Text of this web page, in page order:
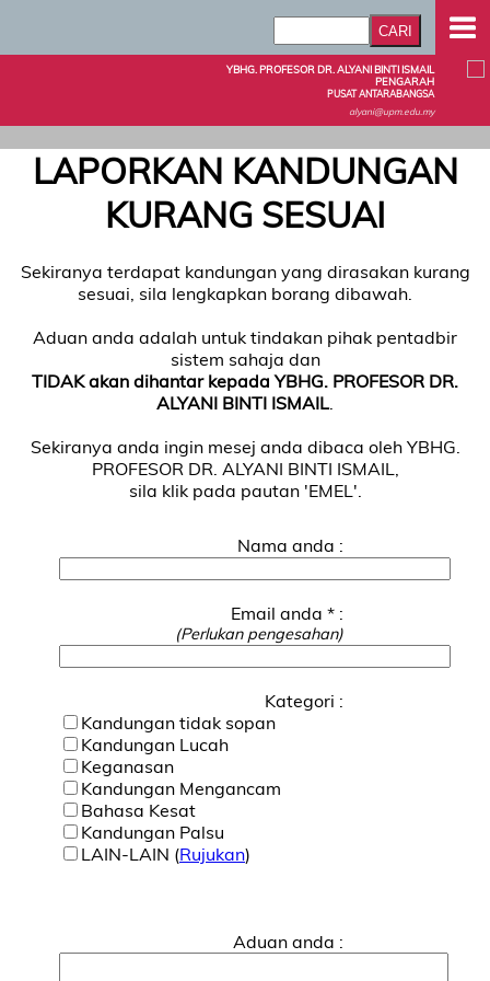
YBHG. PROFESOR DR. ALYANI BINTI ISMAIL
PENGARAH
PUSAT ANTARABANGSA
alyani@upm.edu.my
LAPORKAN KANDUNGAN
KURANG SESUAI
Sekiranya terdapat kandungan yang dirasakan kurang
sesuai, sila lengkapkan borang dibawah.
Aduan anda adalah untuk tindakan pihak pentadbir
sistem sahaja dan
TIDAK akan dihantar kepada YBHG. PROFESOR DR.
ALYANI BINTI ISMAIL
Sekiranya anda ingin mesej anda dibaca oleh YBHG.
PROFESOR DR. ALYANI BINTI ISMAIL,
sila klik pada pautan 'EMEL'.
Nama anda :
Email anda * :
(Perlukan pengesahan)
Kategori :
Kandungan tidak sopan
Kandungan Lucah
Keganasan
Kandungan Mengancam
Bahasa Kesat
Kandungan Palsu
LAIN-LAIN (Rujukan)
Aduan anda :